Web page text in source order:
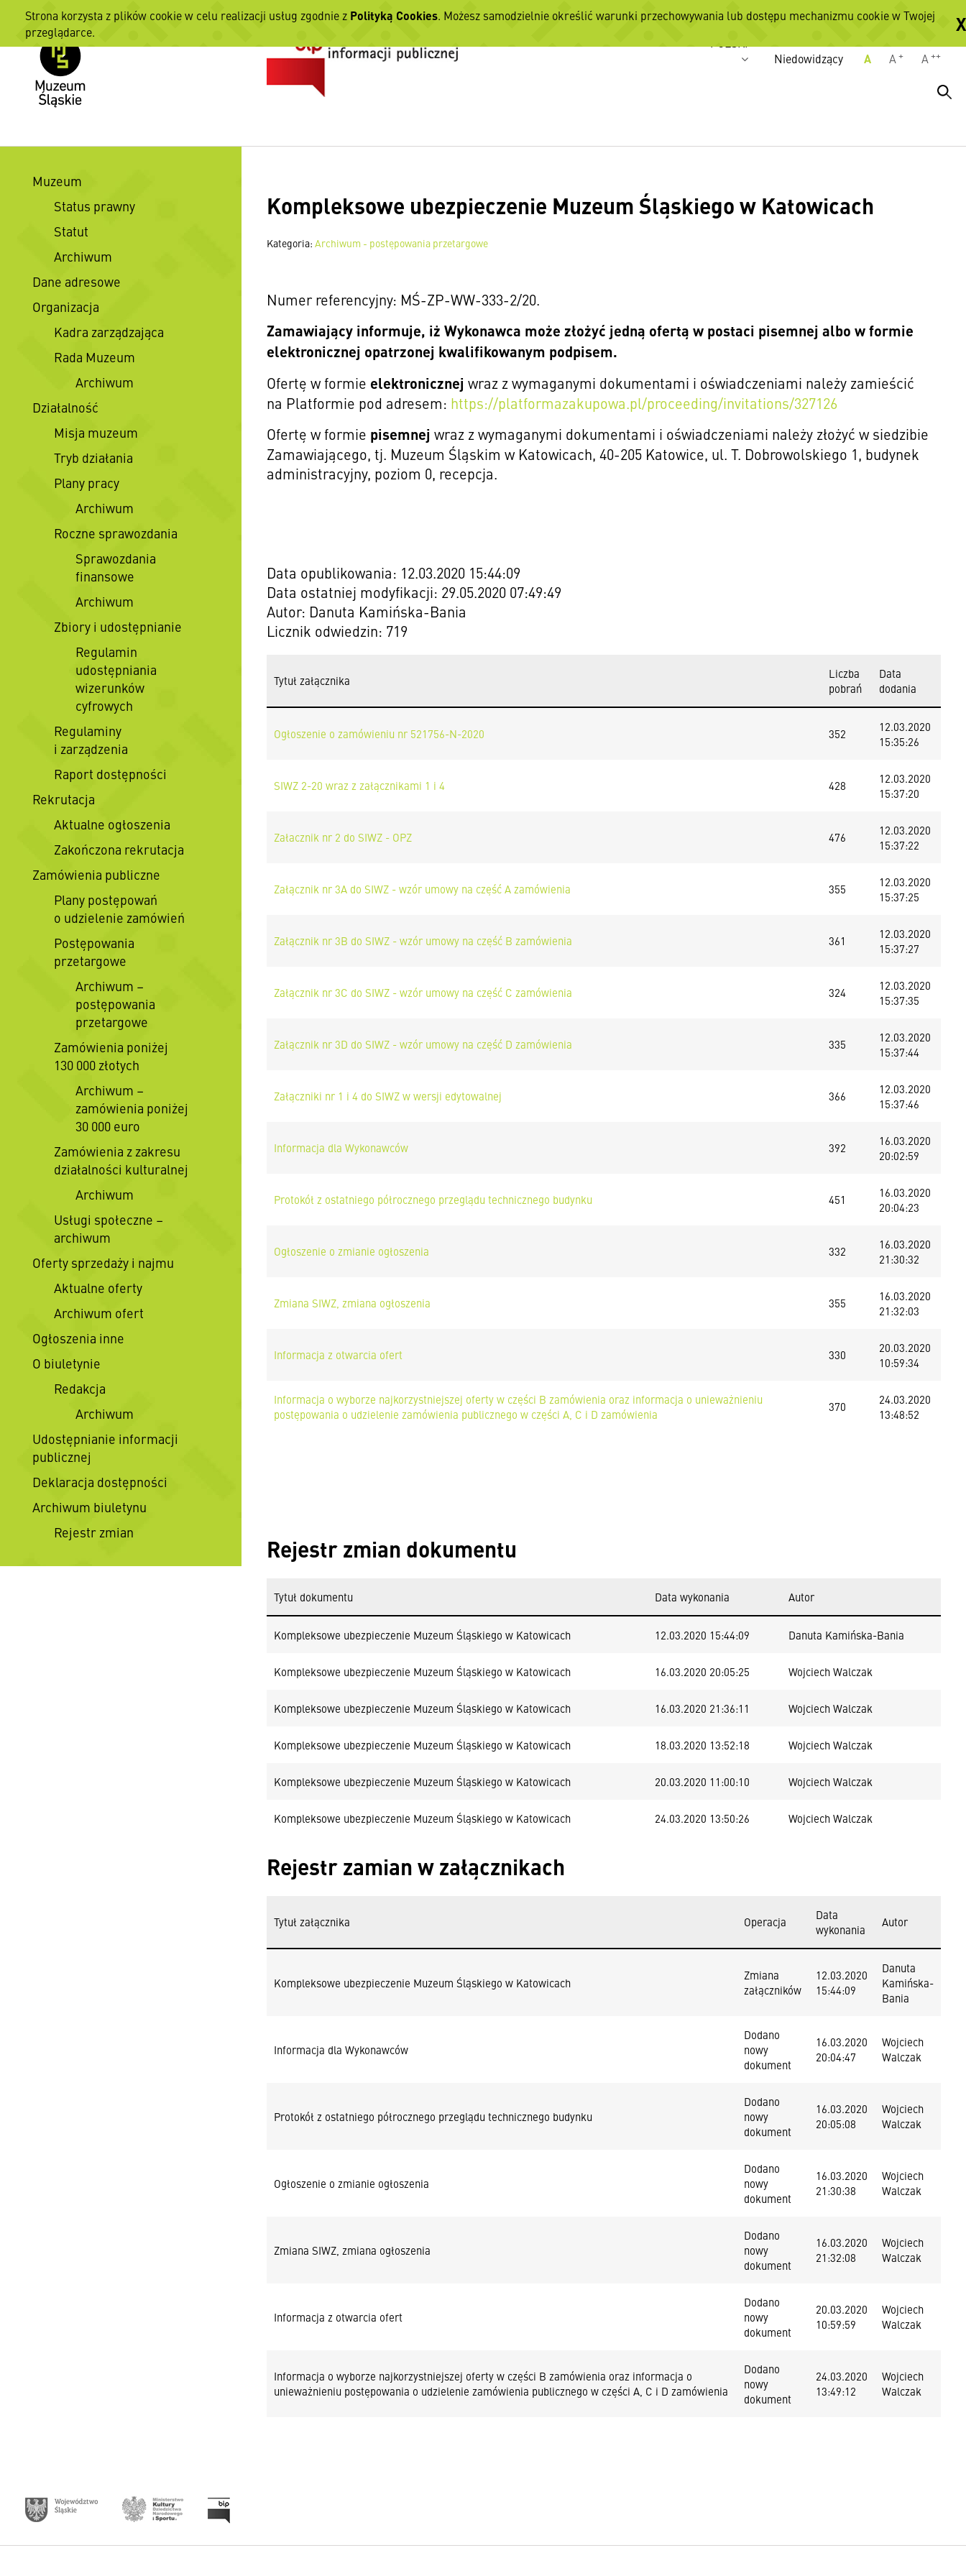
Wersje językowe
Niedowidzący
A A + A ++
Muzeum
Status prawny
Statut
Archiwum
Dane adresowe
Organizacja
Kadra zarządzająca
Rada Muzeum
Archiwum
Działalność
Misja muzeum
Tryb działania
Plany pracy
Archiwum
Roczne sprawozdania
Sprawozdania
finansowe
Archiwum
Zbiory i udostępnianie
Regulamin
udostępniania
wizerunków
cyfrowych
Regulaminy
i zarządzenia
Raport dostępności
Rekrutacja
Aktualne ogłoszenia
Zakończona rekrutacja
Zamówienia publiczne
Plany postępowań
o udzielenie zamówień
Postępowania
przetargowe
Archiwum –
postępowania
przetargowe
Zamówienia poniżej
130 000 złotych
Archiwum –
zamówienia poniżej
30 000 euro
Zamówienia z zakresu
działalności kulturalnej
Archiwum
Usługi społeczne –
archiwum
Oferty sprzedaży i najmu
Aktualne oferty
Archiwum ofert
Ogłoszenia inne
O biuletynie
Redakcja
Archiwum
Udostępnianie informacji
publicznej
Deklaracja dostępności
Archiwum biuletynu
Rejestr zmian
Kompleksowe ubezpieczenie Muzeum Śląskiego w Katowicach
Kategoria: Archiwum - postępowania przetargowe
Numer referencyjny: MŚ-ZP-WW-333-2/20.
Zamawiający informuje, iż Wykonawca może złożyć jedną ofertą w postaci pisemnej albo w formie
elektronicznej opatrzonej kwalifikowanym podpisem.
Ofertę w formie elektronicznej wraz z wymaganymi dokumentami i oświadczeniami należy zamieścić
na Platformie pod adresem: https://platformazakupowa.pl/proceeding/invitations/327126
Ofertę w formie pisemnej wraz z wymaganymi dokumentami i oświadczeniami należy złożyć w siedzibie
Zamawiającego, tj. Muzeum Śląskim w Katowicach, 40-205 Katowice, ul. T. Dobrowolskiego 1, budynek
administracyjny, poziom 0, recepcja.
Data opublikowania: 12.03.2020 15:44:09
Data ostatniej modyfikacji: 29.05.2020 07:49:49
Autor: Danuta Kamińska-Bania
Licznik odwiedzin: 719
Tytuł załącznika
Liczba
pobrań
Data
dodania
Ogłoszenie o zamówieniu nr 521756-N-2020 352
12.03.2020
15:35:26
SIWZ 2-20 wraz z załącznikami 1 i 4 428
12.03.2020
15:37:20
Załacznik nr 2 do SIWZ - OPZ 476
12.03.2020
15:37:22
Załącznik nr 3A do SIWZ - wzór umowy na część A zamówienia 355
12.03.2020
15:37:25
Załącznik nr 3B do SIWZ - wzór umowy na część B zamówienia 361
12.03.2020
15:37:27
Załącznik nr 3C do SIWZ - wzór umowy na część C zamówienia 324
12.03.2020
15:37:35
Załącznik nr 3D do SIWZ - wzór umowy na część D zamówienia 335
12.03.2020
15:37:44
Załączniki nr 1 i 4 do SIWZ w wersji edytowalnej 366
12.03.2020
15:37:46
Informacja dla Wykonawców 392
16.03.2020
20:02:59
Protokół z ostatniego półrocznego przeglądu technicznego budynku 451
16.03.2020
20:04:23
Ogłoszenie o zmianie ogłoszenia 332
16.03.2020
21:30:32
Zmiana SIWZ, zmiana ogłoszenia 355
16.03.2020
21:32:03
Informacja z otwarcia ofert 330
20.03.2020
10:59:34
Informacja o wyborze najkorzystniejszej oferty w części B zamówienia oraz informacja o unieważnieniu
postępowania o udzielenie zamówienia publicznego w części A, C i D zamówienia
370
24.03.2020
13:48:52
Rejestr zmian dokumentu
Tytuł dokumentu Data wykonania Autor
Kompleksowe ubezpieczenie Muzeum Śląskiego w Katowicach 12.03.2020 15:44:09 Danuta Kamińska-Bania
Kompleksowe ubezpieczenie Muzeum Śląskiego w Katowicach 16.03.2020 20:05:25 Wojciech Walczak
Kompleksowe ubezpieczenie Muzeum Śląskiego w Katowicach 16.03.2020 21:36:11 Wojciech Walczak
Kompleksowe ubezpieczenie Muzeum Śląskiego w Katowicach 18.03.2020 13:52:18 Wojciech Walczak
Kompleksowe ubezpieczenie Muzeum Śląskiego w Katowicach 20.03.2020 11:00:10 Wojciech Walczak
Kompleksowe ubezpieczenie Muzeum Śląskiego w Katowicach 24.03.2020 13:50:26 Wojciech Walczak
Rejestr zamian w załącznikach
Tytuł załącznika Operacja
Data
wykonania
Autor
Kompleksowe ubezpieczenie Muzeum Śląskiego w Katowicach
Zmiana
załączników
12.03.2020
15:44:09
Danuta
Kamińska-
Bania
Informacja dla Wykonawców
Dodano
nowy
dokument
16.03.2020
20:04:47
Wojciech
Walczak
Protokół z ostatniego półrocznego przeglądu technicznego budynku
Dodano
nowy
dokument
16.03.2020
20:05:08
Wojciech
Walczak
Ogłoszenie o zmianie ogłoszenia
Dodano
nowy
dokument
16.03.2020
21:30:38
Wojciech
Walczak
Zmiana SIWZ, zmiana ogłoszenia
Dodano
nowy
dokument
16.03.2020
21:32:08
Wojciech
Walczak
Informacja z otwarcia ofert
Dodano
nowy
dokument
20.03.2020
10:59:59
Wojciech
Walczak
Informacja o wyborze najkorzystniejszej oferty w części B zamówienia oraz informacja o
unieważnieniu postępowania o udzielenie zamówienia publicznego w części A, C i D zamówienia
Dodano
nowy
dokument
24.03.2020
13:49:12
Wojciech
Walczak
Strona korzysta z plików cookie w celu realizacji usług zgodnie z Polityką Cookies. Możesz samodzielnie określić warunki przechowywania lub dostępu mechanizmu cookie w Twojej
przeglądarce.
X